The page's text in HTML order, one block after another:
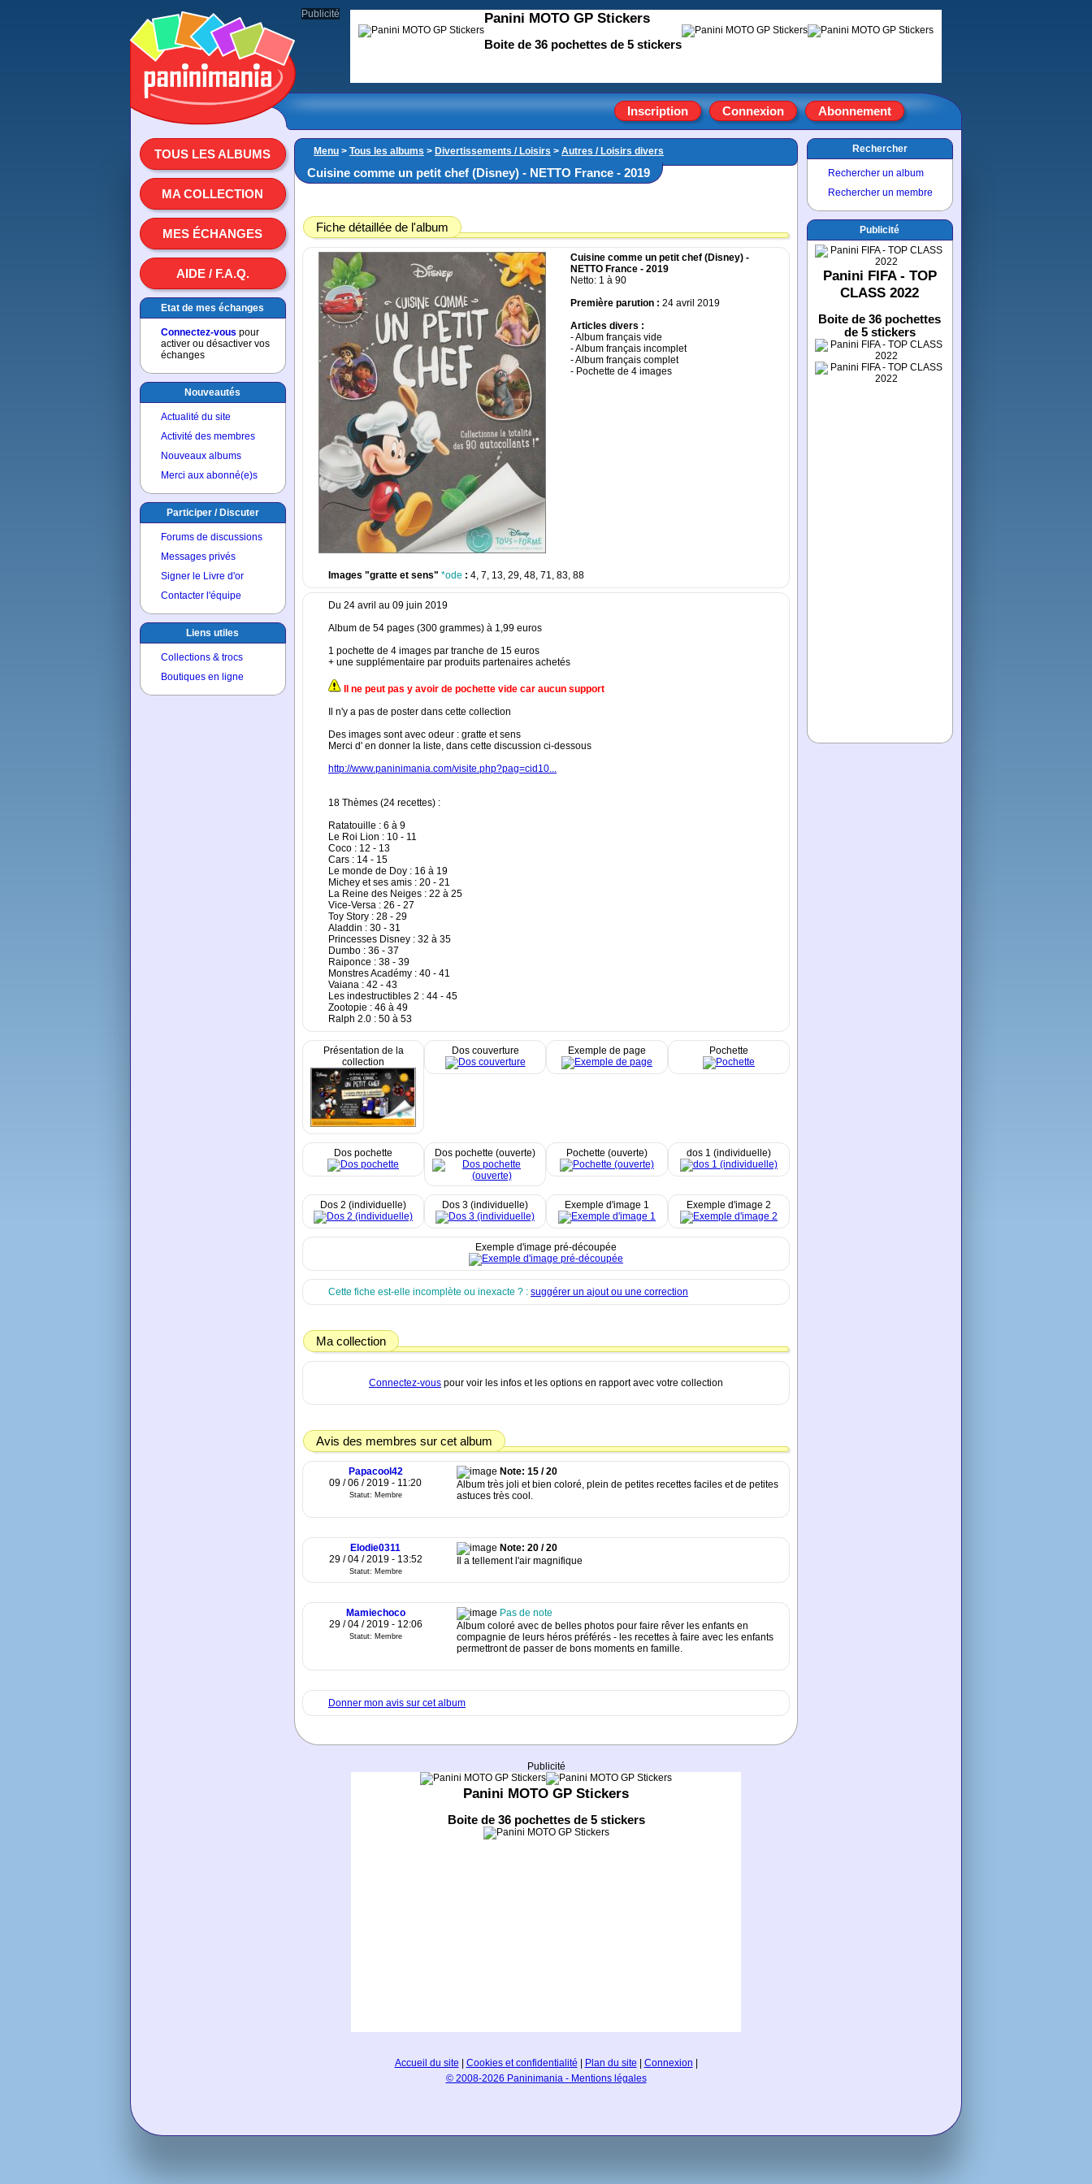
Inscription Connexion Abonnement
TOUS LES ALBUMS
MA COLLECTION
MES ÉCHANGES
AIDE / F.A.Q.
Etat de mes échanges
Connectez-vous pour
activer ou désactiver vos
échanges
Nouveautés
Actualité du site
Activité des membres
Nouveaux albums
Merci aux abonné(e)s
Participer / Discuter
Forums de discussions
Messages privés
Signer le Livre d'or
Contacter l'équipe
Liens utiles
Collections & trocs
Boutiques en ligne
Menu > Tous les albums > Divertissements / Loisirs > Autres / Loisirs divers
Cuisine comme un petit chef (Disney) - NETTO France - 2019
Fiche détaillée de l'album
Cuisine comme un petit chef (Disney) -
NETTO France - 2019
Netto: 1 à 90
Première parution : 24 avril 2019
Articles divers :
- Album français vide
- Album français incomplet
- Album français complet
- Pochette de 4 images
Images "gratte et sens" *ode : 4, 7, 13, 29, 48, 71, 83, 88
Du 24 avril au 09 juin 2019
Album de 54 pages (300 grammes) à 1,99 euros
1 pochette de 4 images par tranche de 15 euros
+ une supplémentaire par produits partenaires achetés
Il ne peut pas y avoir de pochette vide car aucun support
Il n'y a pas de poster dans cette collection
Des images sont avec odeur : gratte et sens
Merci d' en donner la liste, dans cette discussion ci-dessous
http://www.paninimania.com/visite.php?pag=cid10...
18 Thèmes (24 recettes) :
Ratatouille : 6 à 9
Le Roi Lion : 10 - 11
Coco : 12 - 13
Cars : 14 - 15
Le monde de Doy : 16 à 19
Michey et ses amis : 20 - 21
La Reine des Neiges : 22 à 25
Vice-Versa : 26 - 27
Toy Story : 28 - 29
Aladdin : 30 - 31
Princesses Disney : 32 à 35
Dumbo : 36 - 37
Raiponce : 38 - 39
Monstres Académy : 40 - 41
Vaiana : 42 - 43
Les indestructibles 2 : 44 - 45
Zootopie : 46 à 49
Ralph 2.0 : 50 à 53
Présentation de la
collection
Dos couverture Exemple de page Pochette
Dos pochette Dos pochette (ouverte) Pochette (ouverte) dos 1 (individuelle)
Dos 2 (individuelle) Dos 3 (individuelle) Exemple d'image 1 Exemple d'image 2
Exemple d'image pré-découpée
Cette fiche est-elle incomplète ou inexacte ? : suggérer un ajout ou une correction
Ma collection
Connectez-vous pour voir les infos et les options en rapport avec votre collection
Avis des membres sur cet album
Papacool42
09 / 06 / 2019 - 11:20
Statut: Membre
Note: 15 / 20
Album très joli et bien coloré, plein de petites recettes faciles et de petites
astuces très cool.
Elodie0311
29 / 04 / 2019 - 13:52
Statut: Membre
Note: 20 / 20
Il a tellement l'air magnifique
Mamiechoco
29 / 04 / 2019 - 12:06
Statut: Membre
Pas de note
Album coloré avec de belles photos pour faire rêver les enfants en
compagnie de leurs héros préférés - les recettes à faire avec les enfants
permettront de passer de bons moments en famille.
Donner mon avis sur cet album
Publicité
Panini MOTO GP Stickers
Boite de 36 pochettes de 5 stickers
Accueil du site Cookies et confidentialité Plan du site Connexion
© 2008-2026 Paninimania - Mentions légales
Rechercher
Rechercher un album
Rechercher un membre
Publicité
Panini FIFA - TOP
CLASS 2022
Boite de 36 pochettes
de 5 stickers
Publicité Panini MOTO GP Stickers
Boite de 36 pochettes de 5 stickers